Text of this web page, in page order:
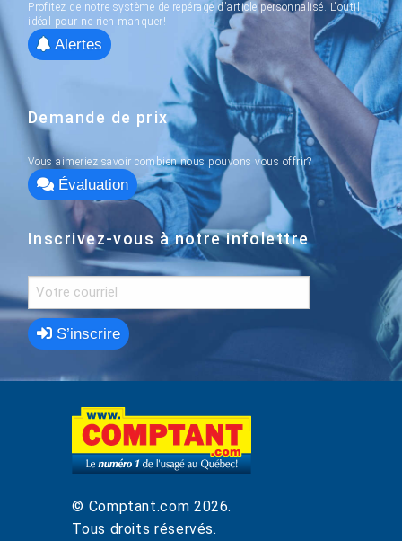
Profitez de notre système de repérage d'article personnalisé. L'outil
idéal pour ne rien manquer!
Alertes
Demande de prix
Vous aimeriez savoir combien nous pouvons vous offrir?
Évaluation
Inscrivez-vous à notre infolettre
S’inscrire
© Comptant.com 2026.
Tous droits réservés.